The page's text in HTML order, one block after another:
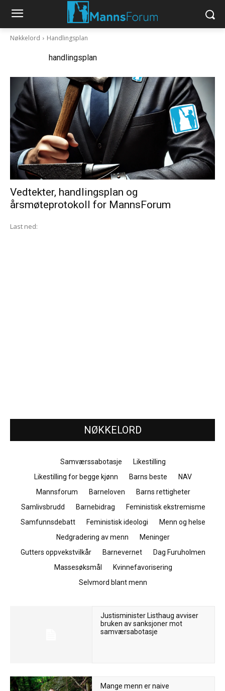
Nøkkelord Handlingsplan
handlingsplan
Vedtekter, handlingsplan og
årsmøteprotokoll for MannsForum
Last ned:
NØKKELORD
Samværssabotasje
Likestilling
Likestilling for begge kjønn
Barns beste
NAV
Mannsforum
Barneloven
Barns rettigheter
Samlivsbrudd
Barnebidrag
Feministisk ekstremisme
Samfunnsdebatt
Feministisk ideologi
Menn og helse
Nedgradering av menn
Meninger
Gutters oppvekstvilkår
Barnevernet
Dag Furuholmen
Massesøksmål
Kvinnefavorisering
Selvmord blant menn
Justisminister Listhaug avviser
bruken av sanksjoner mot
samværsabotasje
Mange menn er naive